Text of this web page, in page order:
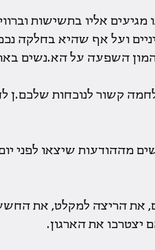
אליו בתשישות
ועל אף שהיא בחלקה
השפעה על הא.נשים
קשור לנוכחות שלכם.ן
מההודעות שיצאו לפני
את הריצה למקלט, את
יצטרכו את הארגון.